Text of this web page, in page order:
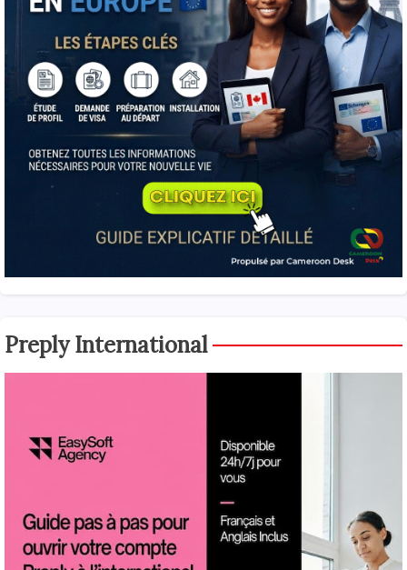
Preply International